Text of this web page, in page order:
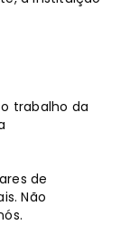
trabalho da
de
Não